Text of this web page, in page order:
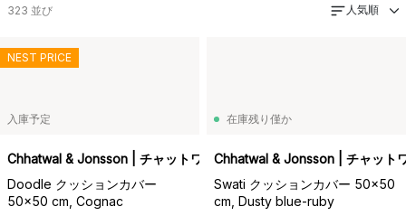
323 並び 人気順
入庫予定
Chhatwal & Jonsson | チャットワル＆ヨンソン
Doodle クッションカバー
50x50 cm, Cognac
NEST PRICE
在庫残り僅か
Chhatwal & Jonsson | チャット
Swati クッションカバー 50x50
cm, Dusty blue-ruby